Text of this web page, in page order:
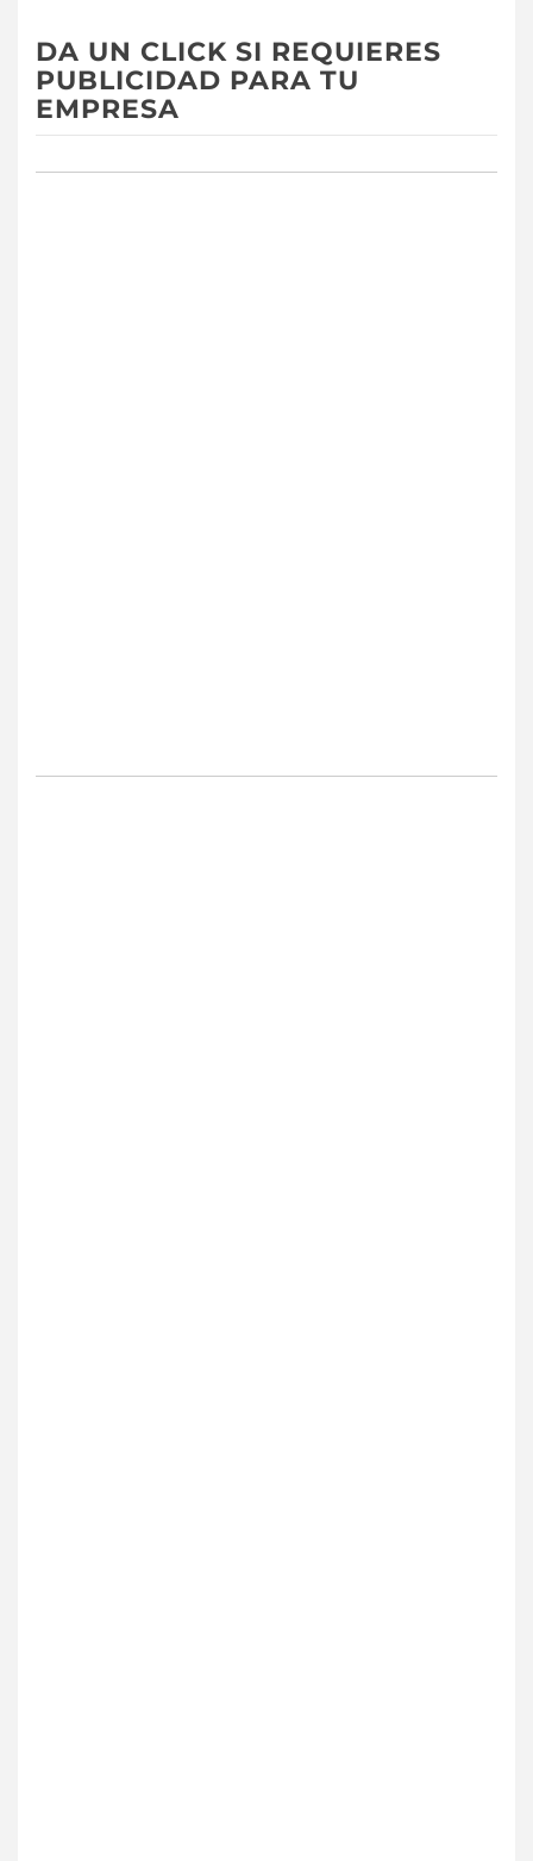
DA UN CLICK SI REQUIERES
PUBLICIDAD PARA TU
EMPRESA